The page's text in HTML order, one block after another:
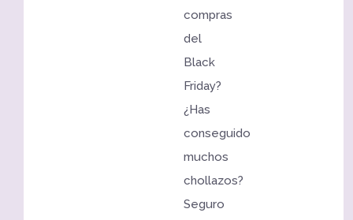
compras
del
Black
Friday?
¿Has
conseguido
muchos
chollazos?
Seguro